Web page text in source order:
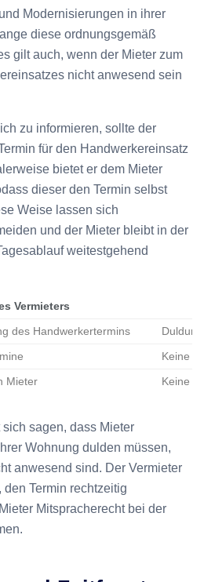
Modernisierungen in ihrer
diese ordnungsgemäß
gilt auch, wenn der Mieter zum
nicht anwesend sein
zu informieren, sollte der
für den Handwerkereinsatz
bietet er dem Mieter
dieser den Termin selbst
Weise lassen sich
und der Mieter bleibt in der
weitestgehend
Vermieters
des Handwerkertermins
Keine
Mieter Keine
sagen, dass Mieter
Wohnung dulden müssen,
anwesend sind. Der Vermieter
Termin rechtzeitig
Mitspracherecht bei der